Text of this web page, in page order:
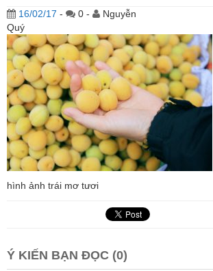
16/02/17 - 0 -
Nguyễn
Quý
hình ảnh trái mơ tươi
Ý KIẾN BẠN ĐỌC (0)